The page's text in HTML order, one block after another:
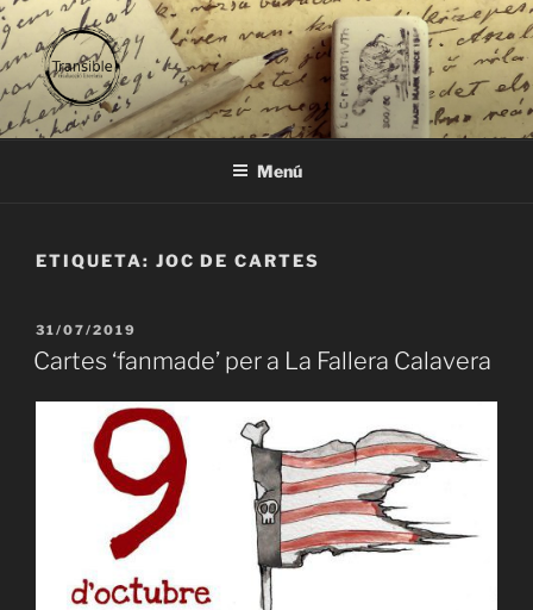
Vés
al
contingut
TRANSIBLE
traducció literària
Menú
ETIQUETA: JOC DE CARTES
PUBLICAT
A
31/07/2019
Cartes ‘fanmade’ per a La Fallera Calavera